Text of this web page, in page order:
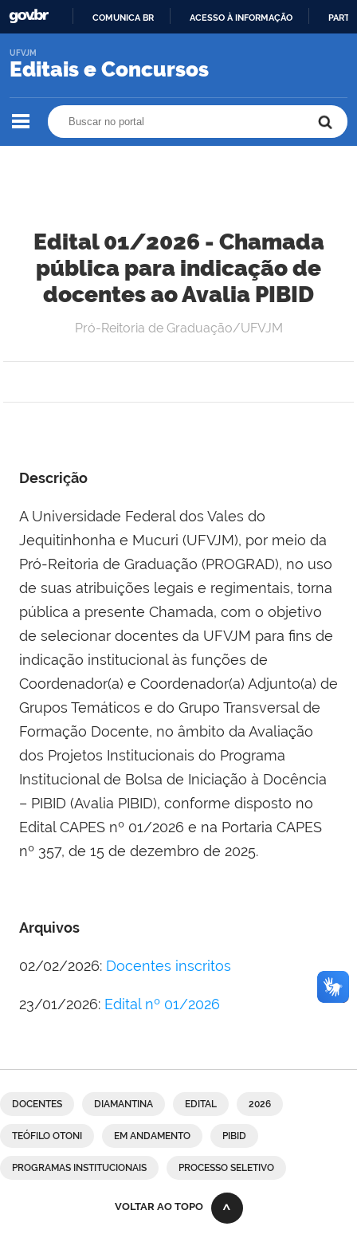
O
COMUNICA BR ACESSO À INFORMAÇÃO
Editais e Concursos
UFVJM
Edital 01/2026 - Chamada
pública para indicação de
docentes ao Avalia PIBID
Pró-Reitoria de Graduação/UFVJM
Descrição
A Universidade Federal dos Vales do
Jequitinhonha e Mucuri (UFVJM), por meio da
Pró-Reitoria de Graduação (PROGRAD), no uso
de suas atribuições legais e regimentais, torna
pública a presente Chamada, com o objetivo
de selecionar docentes da UFVJM para fins de
indicação institucional às funções de
Coordenador(a) e Coordenador(a) Adjunto(a) de
Grupos Temáticos e do Grupo Transversal de
Formação Docente, no âmbito da Avaliação
dos Projetos Institucionais do Programa
Institucional de Bolsa de Iniciação à Docência
– PIBID (Avalia PIBID), conforme disposto no
Edital CAPES nº 01/2026 e na Portaria CAPES
nº 357, de 15 de dezembro de 2025.
Arquivos
02/02/2026: Docentes inscritos
23/01/2026: Edital nº 01/2026
DOCENTES DIAMANTINA EDITAL 2026
TEÓFILO OTONI EM ANDAMENTO PIBID
PROGRAMAS INSTITUCIONAIS PROCESSO SELETIVO
VOLTAR AO TOPO